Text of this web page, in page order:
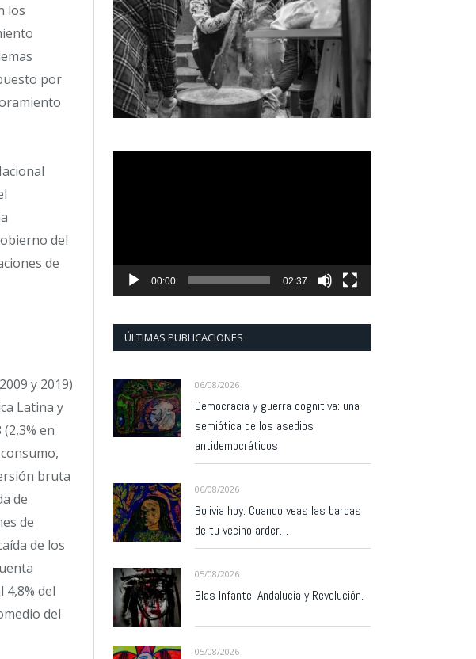
los
por
del
de
y 2019)
Latina y
en
bruta
de
de
de los
del
del
00:00 02:37
ÚLTIMAS PUBLICACIONES
06/08/2026
Democracia y guerra cognitiva: una
semiótica de los asedios
antidemocráticos
06/08/2026
Bolivia hoy: Cuando veas las barbas
de tu vecino arder…
05/08/2026
Blas Infante: Andalucía y Revolución.
05/08/2026